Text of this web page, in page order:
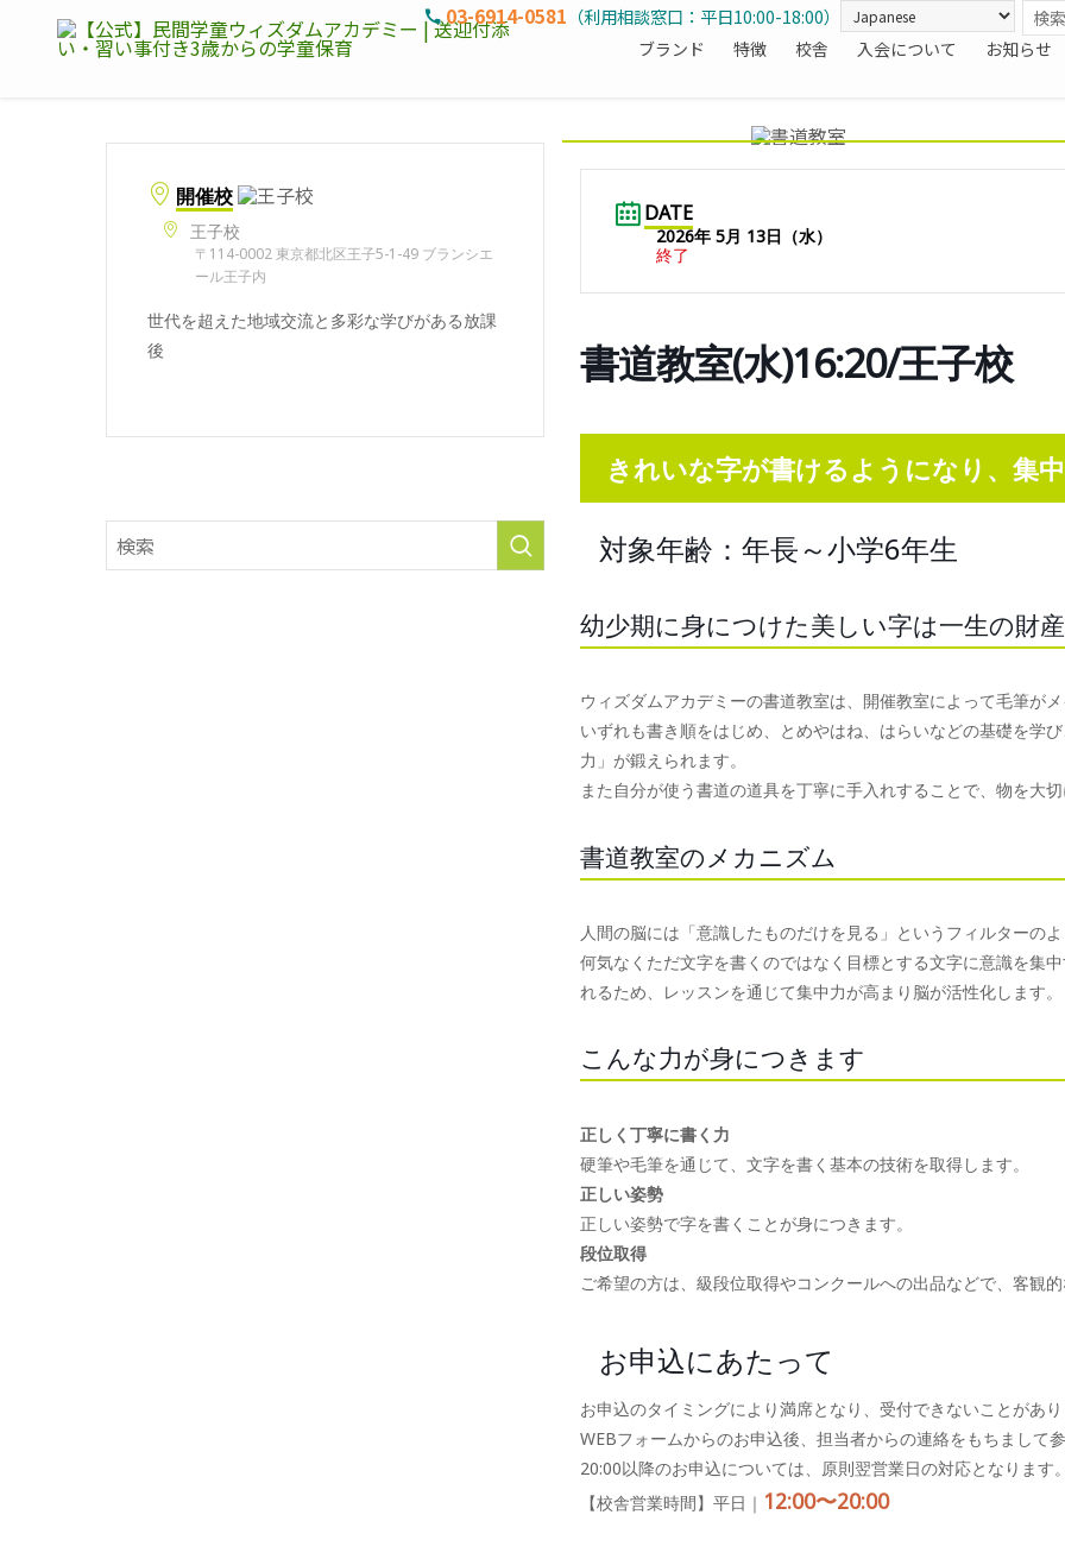
ブランド 特徴 校舎 入会について お知らせ
03-6914-0581 （利用相談窓口：平日10:00-18:00）
開催校
王子校
〒114-0002 東京都北区王子5-1-49 ブランシエ
ール王子内
世代を超えた地域交流と多彩な学びがある放課
後
DATE
2026年 5月 13日（水）
終了
書道教室(水)16:20/王子校
きれいな字が書けるようになり、集
対象年齢：年長～小学6年生
幼少期に身につけた美しい字は一生の財産
ウィズダムアカデミーの書道教室は、開催教室によって毛筆が
いずれも書き順をはじめ、とめやはね、はらいなどの基礎を学
力」が鍛えられます。
また自分が使う書道の道具を丁寧に手入れすることで、物を大
書道教室のメカニズム
人間の脳には「意識したものだけを見る」というフィルターの
何気なくただ文字を書くのではなく目標とする文字に意識を集
れるため、レッスンを通じて集中力が高まり脳が活性化します。
こんな力が身につきます
正しく丁寧に書く力
硬筆や毛筆を通じて、文字を書く基本の技術を取得します。
正しい姿勢
正しい姿勢で字を書くことが身につきます。
段位取得
ご希望の方は、級段位取得やコンクールへの出品などで、客観的
お申込にあたって
お申込のタイミングにより満席となり、受付できないことがあ
WEBフォームからのお申込後、担当者からの連絡をもちまして参
20:00以降のお申込については、原則翌営業日の対応となります。
【校舎営業時間】平日｜ 12:00〜20:00